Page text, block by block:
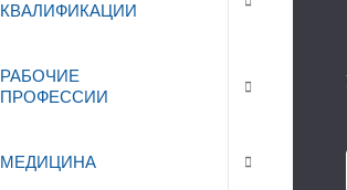
КВАЛИФИКАЦИИ
РАБОЧИЕ
ПРОФЕССИИ
МЕДИЦИНА